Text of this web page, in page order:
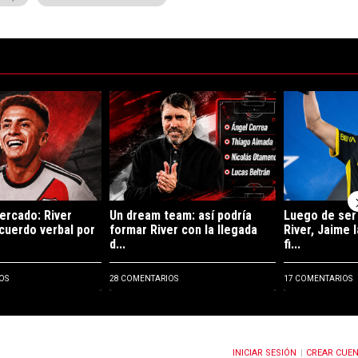
tendencia con el título "Rompe el mercado: River llegó a un acuerdo
River
verbal por
Un artículo de tendencia con el título "Un dream
Un dream team: así podría
formar River con la llegada
d...
28 COMENTARIOS
Un artículo
Luego de ser
River, Jaime
fi...
17 COMENTARIOS
CUANDO SE PUBLIQUEN NUEVOS COMENTARIOSINICIAR SESIÓN CREAR